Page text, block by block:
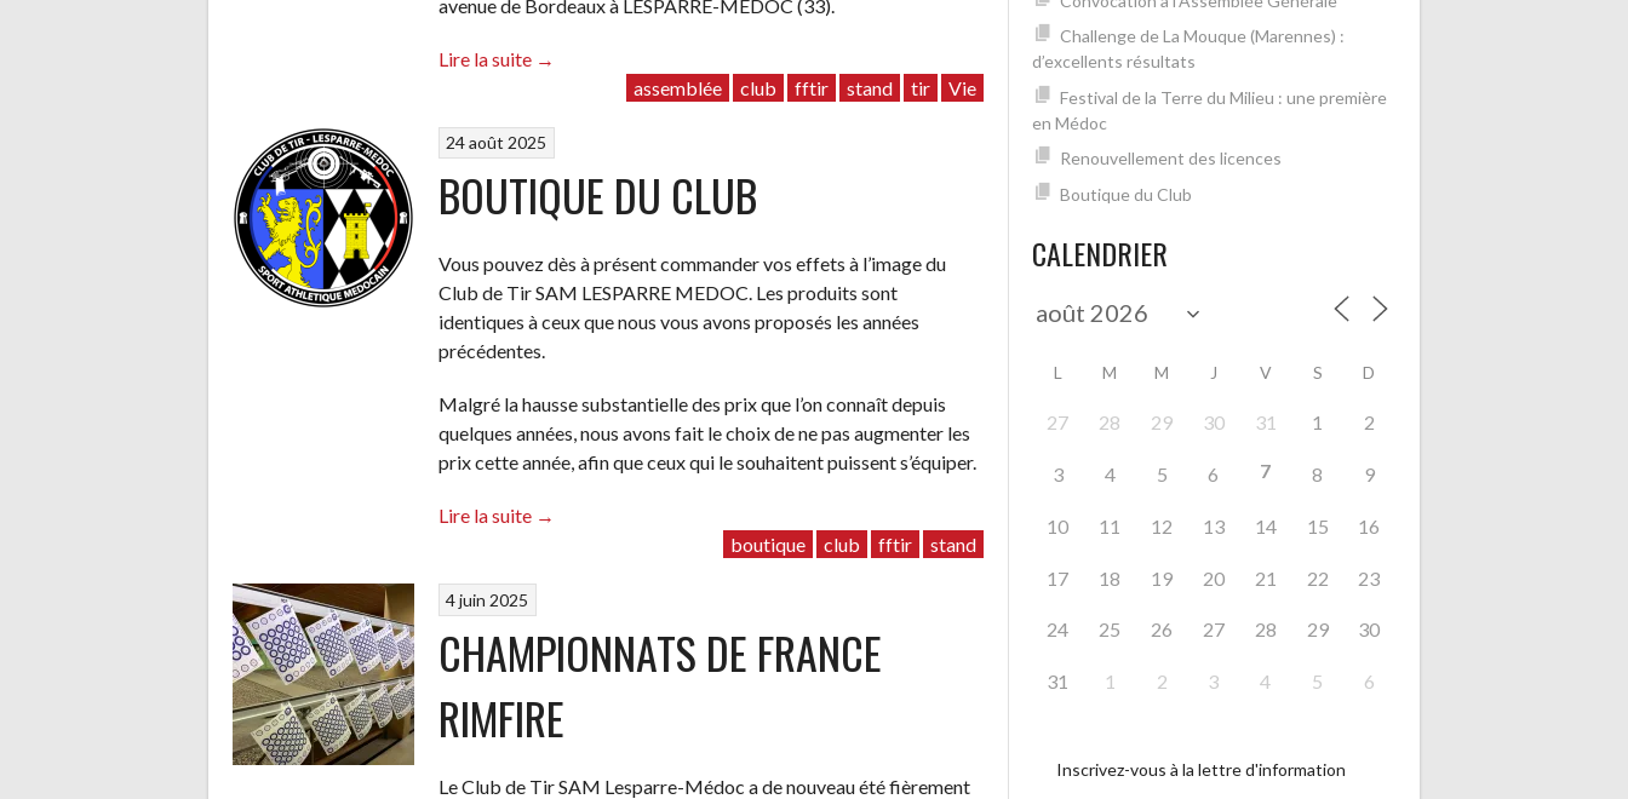
avenue de Bordeaux à LESPARRE-MEDOC (33).
Lire la suite
“Convocation
Générale”
→
assemblée
club fftir stand tir Vie
24 août 2025
BOUTIQUE DU CLUB
Vous pouvez dès à présent commander vos effets à l’image du
Club de Tir SAM LESPARRE MEDOC. Les produits sont
identiques à ceux que nous vous avons proposés les années
précédentes.
Malgré la hausse substantielle des prix que l’on connaît depuis
quelques années, nous avons fait le choix de ne pas augmenter les
prix cette année, afin que ceux qui le souhaitent puissent s’équiper.
Lire la suite “Boutique
→
boutique
club fftir stand
4 juin 2025
CHAMPIONNATS DE FRANCE
RIMFIRE
Le Club de Tir SAM Lesparre-Médoc a de nouveau été fièrement
Challenge de La Mouque (Marennes) :
d’excellents résultats
Festival de la Terre du Milieu : une première
en Médoc
Renouvellement des licences
Boutique du Club
CALENDRIER
L M M J V S D
27 28 29 30 31 1 2
3 4 5 6 7 8 9
10 11 12 13 14 15 16
17 18 19 20 21 22 23
24 25 26 27 28 29 30
31 1 2 3 4 5 6
Inscrivez-vous à la lettre d'information